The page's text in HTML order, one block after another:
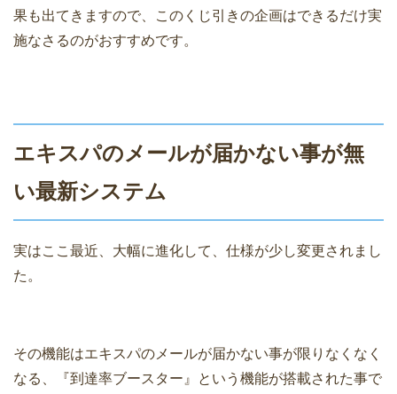
果も出てきますので、このくじ引きの企画はできるだけ実
施なさるのがおすすめです。
エキスパのメールが届かない事が無
い最新システム
実はここ最近、大幅に進化して、仕様が少し変更されまし
た。
その機能はエキスパのメールが届かない事が限りなくなく
なる、『到達率ブースター』という機能が搭載された事で